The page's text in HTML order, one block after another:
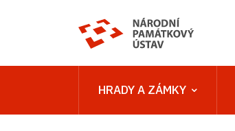
HRADY A ZÁMKY